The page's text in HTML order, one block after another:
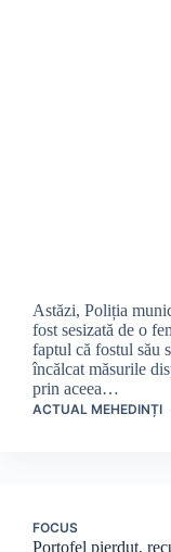
Astăzi, Poliția
fost sesizată de o
faptul că fostul său
încălcat măsurile
prin aceea…
ACTUAL MEHEDINȚI
FOCUS
Portofel pierdut,